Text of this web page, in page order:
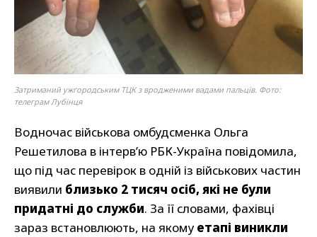
Затриманий ужгородським ТЦК з вродженими вадами пальців. Фото:
телеграм Лубінця
Водночас військова омбудсменка Ольга
Решетилова в інтерв’ю РБК-Україна повідомила,
що під час перевірок в одній із військових частин
виявили близько 2 тисяч осіб, які не були
придатні до служби. За її словами, фахівці
зараз встановлюють, на якому етапі виникли